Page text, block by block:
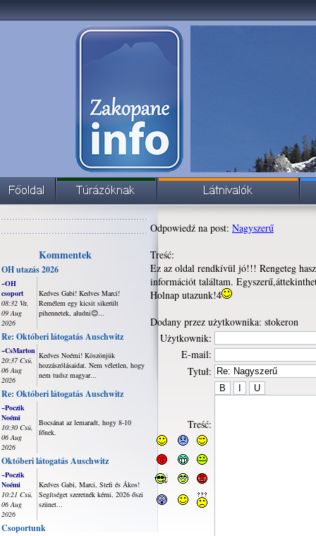
Kommentek
OH utazás 2026
~OH
csoport
08:32 Va,
09 Aug
2026
Kedves Gabi! Kedves Marci!
Remélem egy kicsit sikerült
pihennetek, aludni😊...
Re: Októberi látogatás Auschwitz
~CsMarton
20:37 Csü,
06 Aug
2026
Kedves Noémi! Köszönjük
hozzászólásaidat. Nem véletlen, hogy
nem tudsz magyar...
Re: Októberi látogatás Auschwitz
~Poczik
Noémi
10:30 Csü,
06 Aug
2026
Bocsánat az lemaradt, hogy 8-10
főnek.
Októberi látogatás Auschwitz
~Poczik
Noémi
10:21 Csü,
06 Aug
2026
Kedves Gabi, Marci, Stefi és Ákos!
Segítséget szeretnék kérni, 2026 őszi
szünet...
Csoportunk
Odpowiedź na post: Nagyszerű
Treść:
Ez az oldal rendkívül jó!!! Rengeteg
információt találtam.
Holnap utazunk!4
Dodany przez użytkownika: stokeron
Użytkownik:
E-mail:
Tytuł:
Treść: